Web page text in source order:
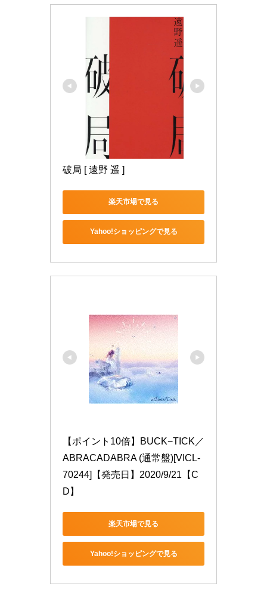
破局 [ 遠野 遥 ]
楽天市場で見る
Yahoo!ショッピングで見る
【ポイント10倍】BUCK−TICK／
ABRACADABRA (通常盤)[VICL-
70244]【発売日】2020/9/21【C
D】
楽天市場で見る
Yahoo!ショッピングで見る